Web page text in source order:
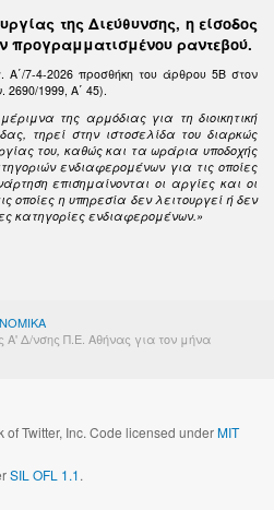
της Διεύθυνσης, η είσοδος
προγραμματισμένου ραντεβού.
7-4-2026 προσθήκη του άρθρου 5Β στον
2690/1999, Α΄ 45).
της αρμόδιας για τη διοικητική
τηρεί στην ιστοσελίδα του διαρκώς
του, καθώς και τα ωράρια υποδοχής
ενδιαφερομένων για τις οποίες
επισημαίνονται οι αργίες και οι
οποίες η υπηρεσία δεν λειτουργεί ή δεν
κατηγορίες ενδιαφερομένων.»
Α' Δ/νσης Π.Ε. Αθήνας για τον μήνα
of Twitter, Inc. Code licensed underMIT
SIL OFL 1.1.